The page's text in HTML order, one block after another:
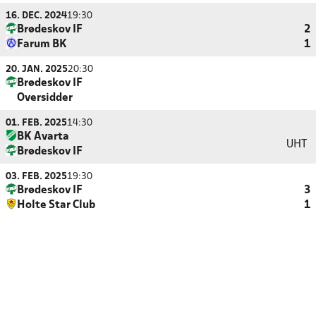
16. DEC. 202419:30
Brødeskov IF
2
Farum BK
1
20. JAN. 202520:30
Brødeskov IF
Oversidder
01. FEB. 202514:30
BK Avarta
Brødeskov IF
UHT
03. FEB. 202519:30
Brødeskov IF
3
Holte Star Club
1